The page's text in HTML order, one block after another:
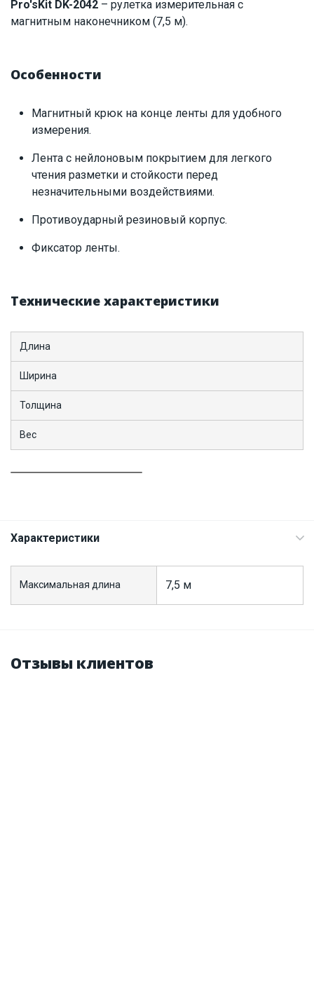
Pro'sKit DK-2042 – рулетка измерительная с
магнитным наконечником (7,5 м).
Особенности
Магнитный крюк на конце ленты для удобного
измерения.
Лента с нейлоновым покрытием для легкого
чтения разметки и стойкости перед
незначительными воздействиями.
Противоударный резиновый корпус.
Фиксатор ленты.
Технические характеристики
Длина
Ширина
Толщина
Вес
Характеристики
Максимальная длина 7,5 м
Отзывы клиентов